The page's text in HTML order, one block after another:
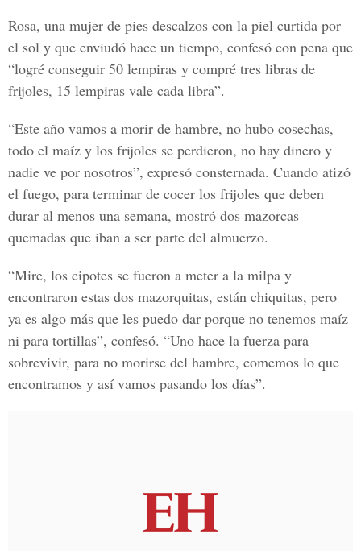
Rosa, una mujer de pies descalzos con la piel curtida por
el sol y que enviudó hace un tiempo, confesó con pena que
“logré conseguir 50 lempiras y compré tres libras de
frijoles, 15 lempiras vale cada libra”.
“Este año vamos a morir de hambre, no hubo cosechas,
todo el maíz y los frijoles se perdieron, no hay dinero y
nadie ve por nosotros”, expresó consternada. Cuando atizó
el fuego, para terminar de cocer los frijoles que deben
durar al menos una semana, mostró dos mazorcas
quemadas que iban a ser parte del almuerzo.
“Mire, los cipotes se fueron a meter a la milpa y
encontraron estas dos mazorquitas, están chiquitas, pero
ya es algo más que les puedo dar porque no tenemos maíz
ni para tortillas”, confesó. “Uno hace la fuerza para
sobrevivir, para no morirse del hambre, comemos lo que
encontramos y así vamos pasando los días”.